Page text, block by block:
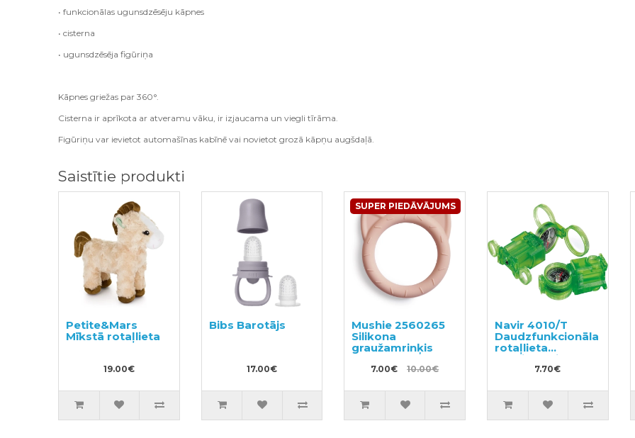
• funkcionālas ugunsdzēsēju kāpnes
• cisterna
• ugunsdzēsēja figūriņa
Kāpnes griežas par 360°.
Cisterna ir aprīkota ar atveramu vāku, ir izjaucama un viegli tīrāma.
Figūriņu var ievietot automašīnas kabīnē vai novietot grozā kāpņu augšdaļā.
Saistītie produkti
Petite&Mars
Mīkstā rotaļlieta
19.00€
Bibs Barotājs
17.00€
SUPER PIEDĀVĀJUMS
Mushie 2560265
Silikona
graužamrinķis
7.00€ 10.00€
Navir 4010/T
Daudzfunkcionāla
rotaļlieta
pētniecībai
7.70€